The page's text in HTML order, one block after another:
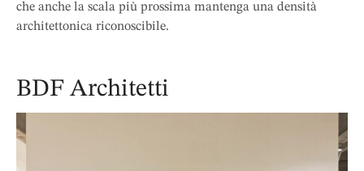
che anche la scala più prossima mantenga una densità
architettonica riconoscibile.
BDF Architetti